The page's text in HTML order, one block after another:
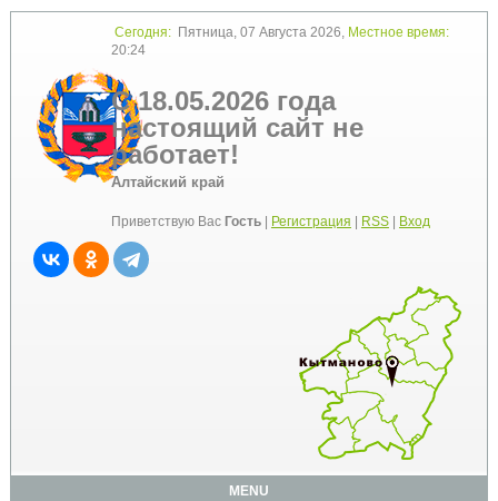
Сегодня:Пятница, 07 Августа 2026, Местное время:
20:24
С 18.05.2026 года
настоящий сайт не
работает!
Алтайский край
Приветствую Вас Гость| Регистрация RSS| Вход
MENU